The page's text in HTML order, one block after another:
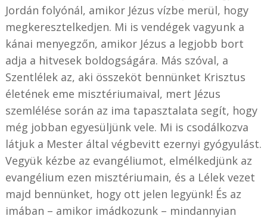
Jordán folyónál, amikor Jézus vízbe merül, hogy
megkeresztelkedjen. Mi is vendégek vagyunk a
kánai menyegzőn, amikor Jézus a legjobb bort
adja a hitvesek boldogságára. Más szóval, a
Szentlélek az, aki összeköt bennünket Krisztus
életének eme misztériumaival, mert Jézus
szemlélése során az ima tapasztalata segít, hogy
még jobban egyesüljünk vele. Mi is csodálkozva
látjuk a Mester által végbevitt ezernyi gyógyulást.
Vegyük kézbe az evangéliumot, elmélkedjünk az
evangélium ezen misztériumain, és a Lélek vezet
majd bennünket, hogy ott jelen legyünk! És az
imában – amikor imádkozunk – mindannyian